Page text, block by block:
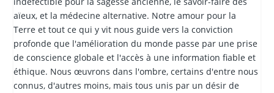
aïeux, et la médecine alternative. Notre amour pour la
Terre et tout ce qui y vit nous guide vers la conviction
profonde que l'amélioration du monde passe par une prise
de conscience globale et l'accès à une information fiable et
éthique. Nous œuvrons dans l'ombre, certains d'entre nous
connus, d'autres moins, mais tous unis par un désir de